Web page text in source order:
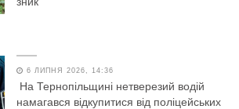
6 ЛИПНЯ 2026, 14:36
На Тернопільщині нетверезий водій
намагався відкупитися від поліцейських